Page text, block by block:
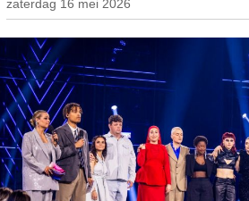
zaterdag 16 mei 2026